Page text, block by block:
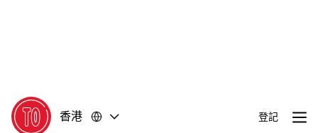
香港 登記